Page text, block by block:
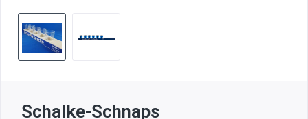
Schalke-Schnaps